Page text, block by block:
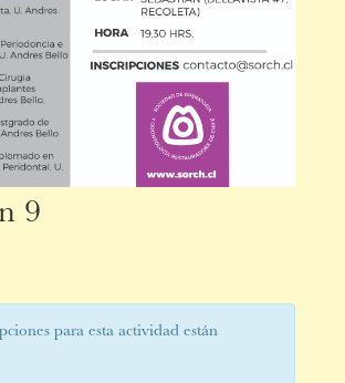
9
para esta actividad están